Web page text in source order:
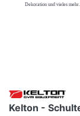
Dekoration und vieles
Kelton -